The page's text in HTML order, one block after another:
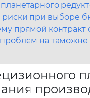
риски при выборе
прямой контракт
проблем на таможне